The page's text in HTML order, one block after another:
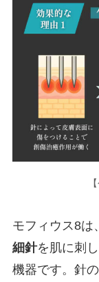
モフィウス8は、
細針を肌に刺し
機器です。針